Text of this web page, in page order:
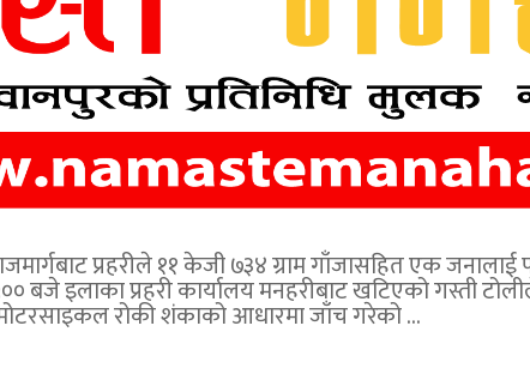
प्रहरीले ११ केजी ७३४ ग्राम गाँजासहित एक जनालाई
बजे इलाका प्रहरी कार्यालय मनहरीबाट खटिएको गस्ती
रोकी शंकाको आधारमा जाँच गरेको …